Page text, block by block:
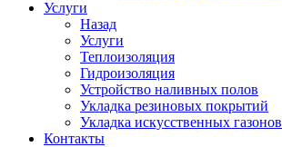
Услуги
Назад
Услуги
Теплоизоляция
Гидроизоляция
Устройство наливных полов
Укладка резиновых покрытий
Укладка искусственных газонов
Контакты